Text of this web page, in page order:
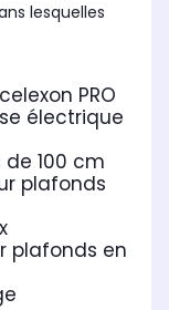
lesquelles
PRO
électrique
100 cm
plafonds
plafonds en